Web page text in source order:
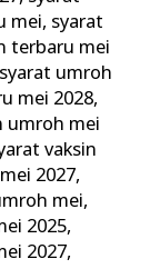
mei, syarat
terbaru mei
syarat umroh
mei 2028,
umroh mei
vaksin
2027,
mei,
2025,
2027,